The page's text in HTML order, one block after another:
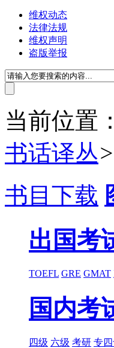
维权动态
法律法规
维权声明
盗版举报
当前位置
书话译丛>
书目下载
出国考
TOEFL GRE GMAT
国内考
四级 六级 考研 专四